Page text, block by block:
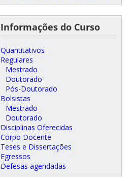
Informações do Curso
Quantitativos
Regulares
Mestrado
Doutorado
Pós-Doutorado
Bolsistas
Mestrado
Doutorado
Disciplinas Oferecidas
Corpo Docente
Teses e Dissertações
Egressos
Defesas agendadas